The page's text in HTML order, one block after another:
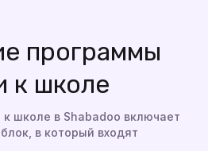
программы
к школе
школе в Shabadoo включает
в который входят